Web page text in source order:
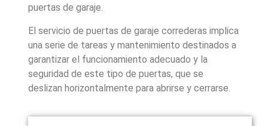
puertas de garaje.
El servicio de puertas de garaje correderas implica
una serie de tareas y mantenimiento destinados a
garantizar el funcionamiento adecuado y la
seguridad de este tipo de puertas, que se
deslizan horizontalmente para abrirse y cerrarse.